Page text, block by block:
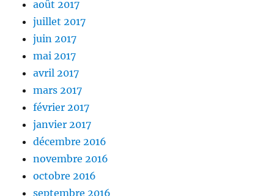
août 2017
juillet 2017
juin 2017
mai 2017
avril 2017
mars 2017
février 2017
janvier 2017
décembre 2016
novembre 2016
octobre 2016
septembre 2016